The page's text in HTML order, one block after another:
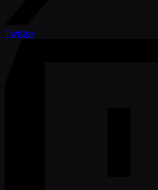
Twitter